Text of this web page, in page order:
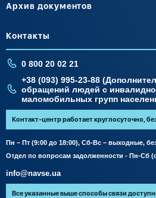
Архив документов
Контакты
0 800 20 02 21
+38 (093) 995-23-88
обращений людей с
маломобильных групп
Пн – Пт (9:00 до 18:00), Сб-Вс – выходные,
Отдел по вопросам задолженности - Пн-Сб